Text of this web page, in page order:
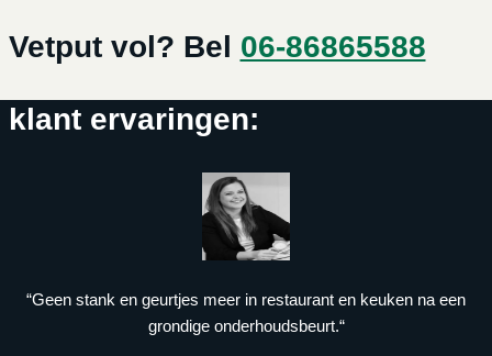
Vetput vol? Bel 06-86865588
klant ervaringen:
“Geen stank en geurtjes meer in restaurant en keuken na een
grondige onderhoudsbeurt.“